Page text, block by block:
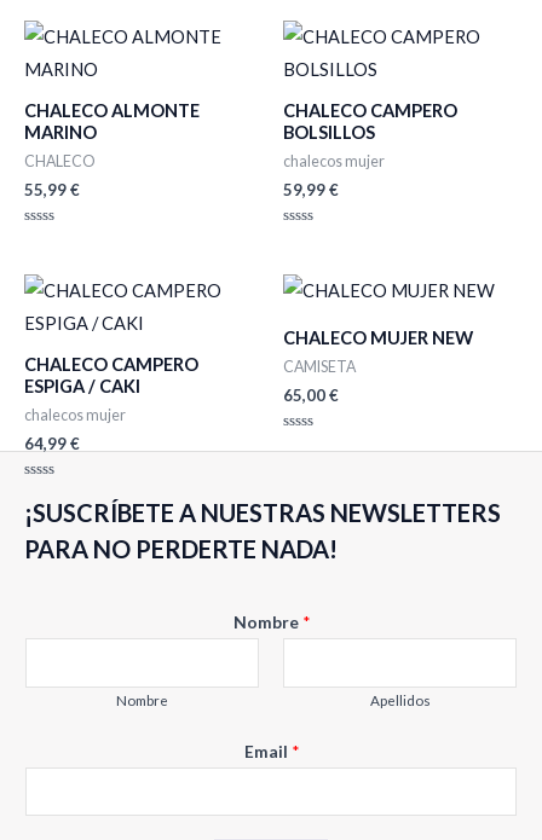
CHALECO ALMONTE
MARINO
CHALECO
55,99€
de
5
CHALECO CAMPERO
BOLSILLOS
chalecos mujer
59,99€
de
5
CHALECO CAMPERO
ESPIGA / CAKI
chalecos mujer
64,99€
con
0
5
CHALECO MUJER NEW
CAMISETA
65,00€
con
5
¡SUSCRÍBETE A NUESTRAS NEWSLETTERS
PARA NO PERDERTE NADA!
Nombre *
Nombre Apellidos
o
Email *